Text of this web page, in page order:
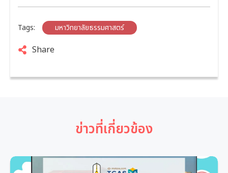
Tags: มหาวิทยาลัยธรรมศาสตร์
Share
ข่าวที่เกี่ยวข้อง